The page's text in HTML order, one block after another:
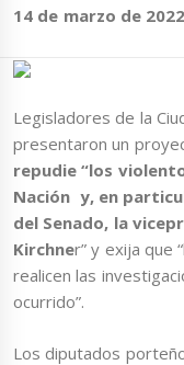
14 de marzo de 2022
Legisladores de la
presentaron un
repudie “los
Nación y, en
del Senado, la
Kirchner” y exija que
realicen las
ocurrido”.
Los diputados